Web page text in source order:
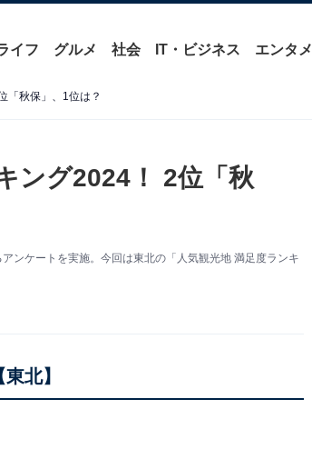
イフ グルメ 社会 IT・ビジネス エンタメ
「秋保」、1位は？
ング2024！ 2位「秋
ンケートを実施。今回は東北の「人気観光地 満足度ランキ
北】